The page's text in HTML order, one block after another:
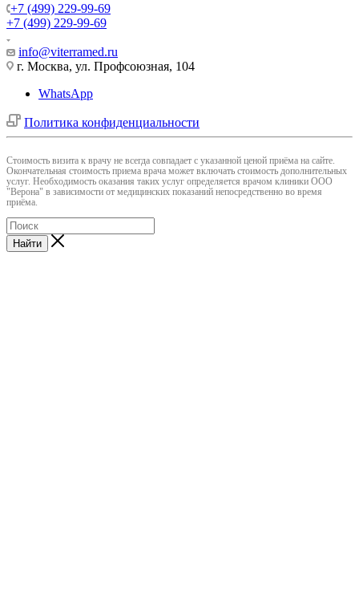
+7 (499) 229-99-69
+7 (499) 229-99-69
info@viterramed.ru
г. Москва, ул. Профсоюзная, 104
WhatsApp
Политика конфиденциальности
Cтоимость визита к врачу не всегда совпадает с указанной ценой приёма на сайте.
Окончательная стоимость приема врача может включать стоимость дополнительных
услуг. Необходимость оказания таких услуг определяется врачом клиники ООО
"Верона" в зависимости от медицинских показаний непосредственно во время
приёма.
Найти